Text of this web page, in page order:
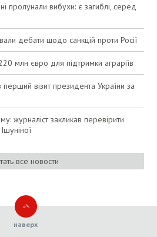
пролунали вибухи: є загиблі, серед
дебати щодо санкцій проти Росії
млн євро для підтримки аграріїв
візит президента України за
журналіст закликав перевірити
все новости
наверх